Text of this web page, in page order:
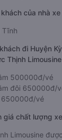
của nhà
Tĩnh
đi Huyện
Thịnh Limousine
500000đ/vé
đôi 650000đ/
650000đ/vé
giá chất lượng
Limousine